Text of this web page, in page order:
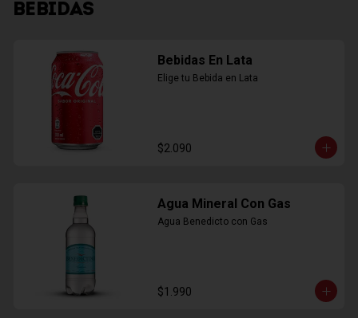
BEBIDAS
Bebidas En Lata
Elige tu Bebida en Lata
$2.090
Agua Mineral Con Gas
Agua Benedicto con Gas
$1.990